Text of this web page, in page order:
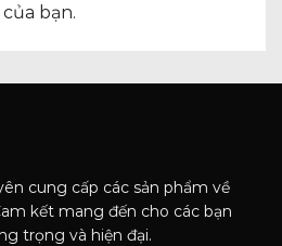
của bạn.
cung cấp các sản phẩm về
kết mang đến cho các bạn
trọng và hiện đại.